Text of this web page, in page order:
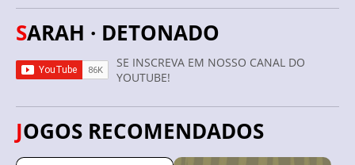
SARAH · DETONADO
SE INSCREVA EM NOSSO CANAL DO
YOUTUBE!
JOGOS RECOMENDADOS